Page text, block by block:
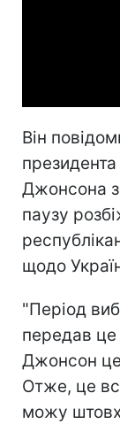
Він
Джонсона
паузу
щодо
"Період
передав
Джонсон
Отже, це
можу